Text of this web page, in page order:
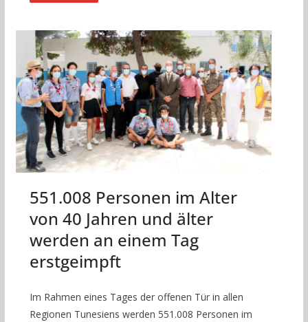
551.008 Personen im Alter
von 40 Jahren und älter
werden an einem Tag
erstgeimpft
Im Rahmen eines Tages der offenen Tür in allen
Regionen Tunesiens werden 551.008 Personen im